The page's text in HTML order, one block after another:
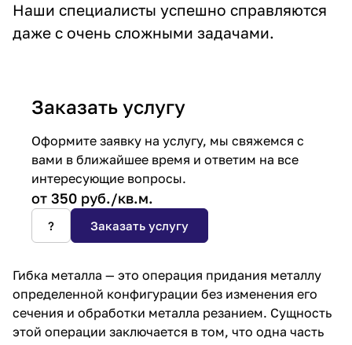
Наши специалисты успешно справляются
даже с очень сложными задачами.
Заказать услугу
Оформите заявку на услугу, мы свяжемся с
вами в ближайшее время и ответим на все
интересующие вопросы.
от 350 руб./кв.м.
? Заказать услугу
Гибка металла — это операция придания металлу
определенной конфигурации без изменения его
сечения и обработки металла резанием. Сущность
этой операции заключается в том, что одна часть